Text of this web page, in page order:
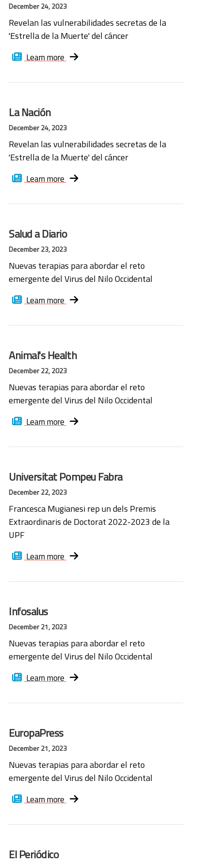
December 24, 2023
Revelan las vulnerabilidades secretas de la
'Estrella de la Muerte' del cáncer
Learn more
La Nación
December 24, 2023
Revelan las vulnerabilidades secretas de la
'Estrella de la Muerte' del cáncer
Learn more
Salud a Diario
December 23, 2023
Nuevas terapias para abordar el reto
emergente del Virus del Nilo Occidental
Learn more
Animal's Health
December 22, 2023
Nuevas terapias para abordar el reto
emergente del Virus del Nilo Occidental
Learn more
Universitat Pompeu Fabra
December 22, 2023
Francesca Mugianesi rep un dels Premis
Extraordinaris de Doctorat 2022-2023 de la
UPF
Learn more
Infosalus
December 21, 2023
Nuevas terapias para abordar el reto
emergente del Virus del Nilo Occidental
Learn more
EuropaPress
December 21, 2023
Nuevas terapias para abordar el reto
emergente del Virus del Nilo Occidental
Learn more
El Periódico